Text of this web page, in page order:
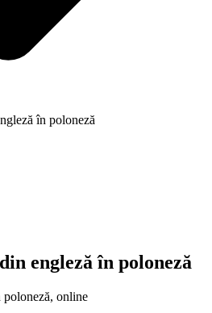
în poloneză
engleză în poloneză
poloneză, online